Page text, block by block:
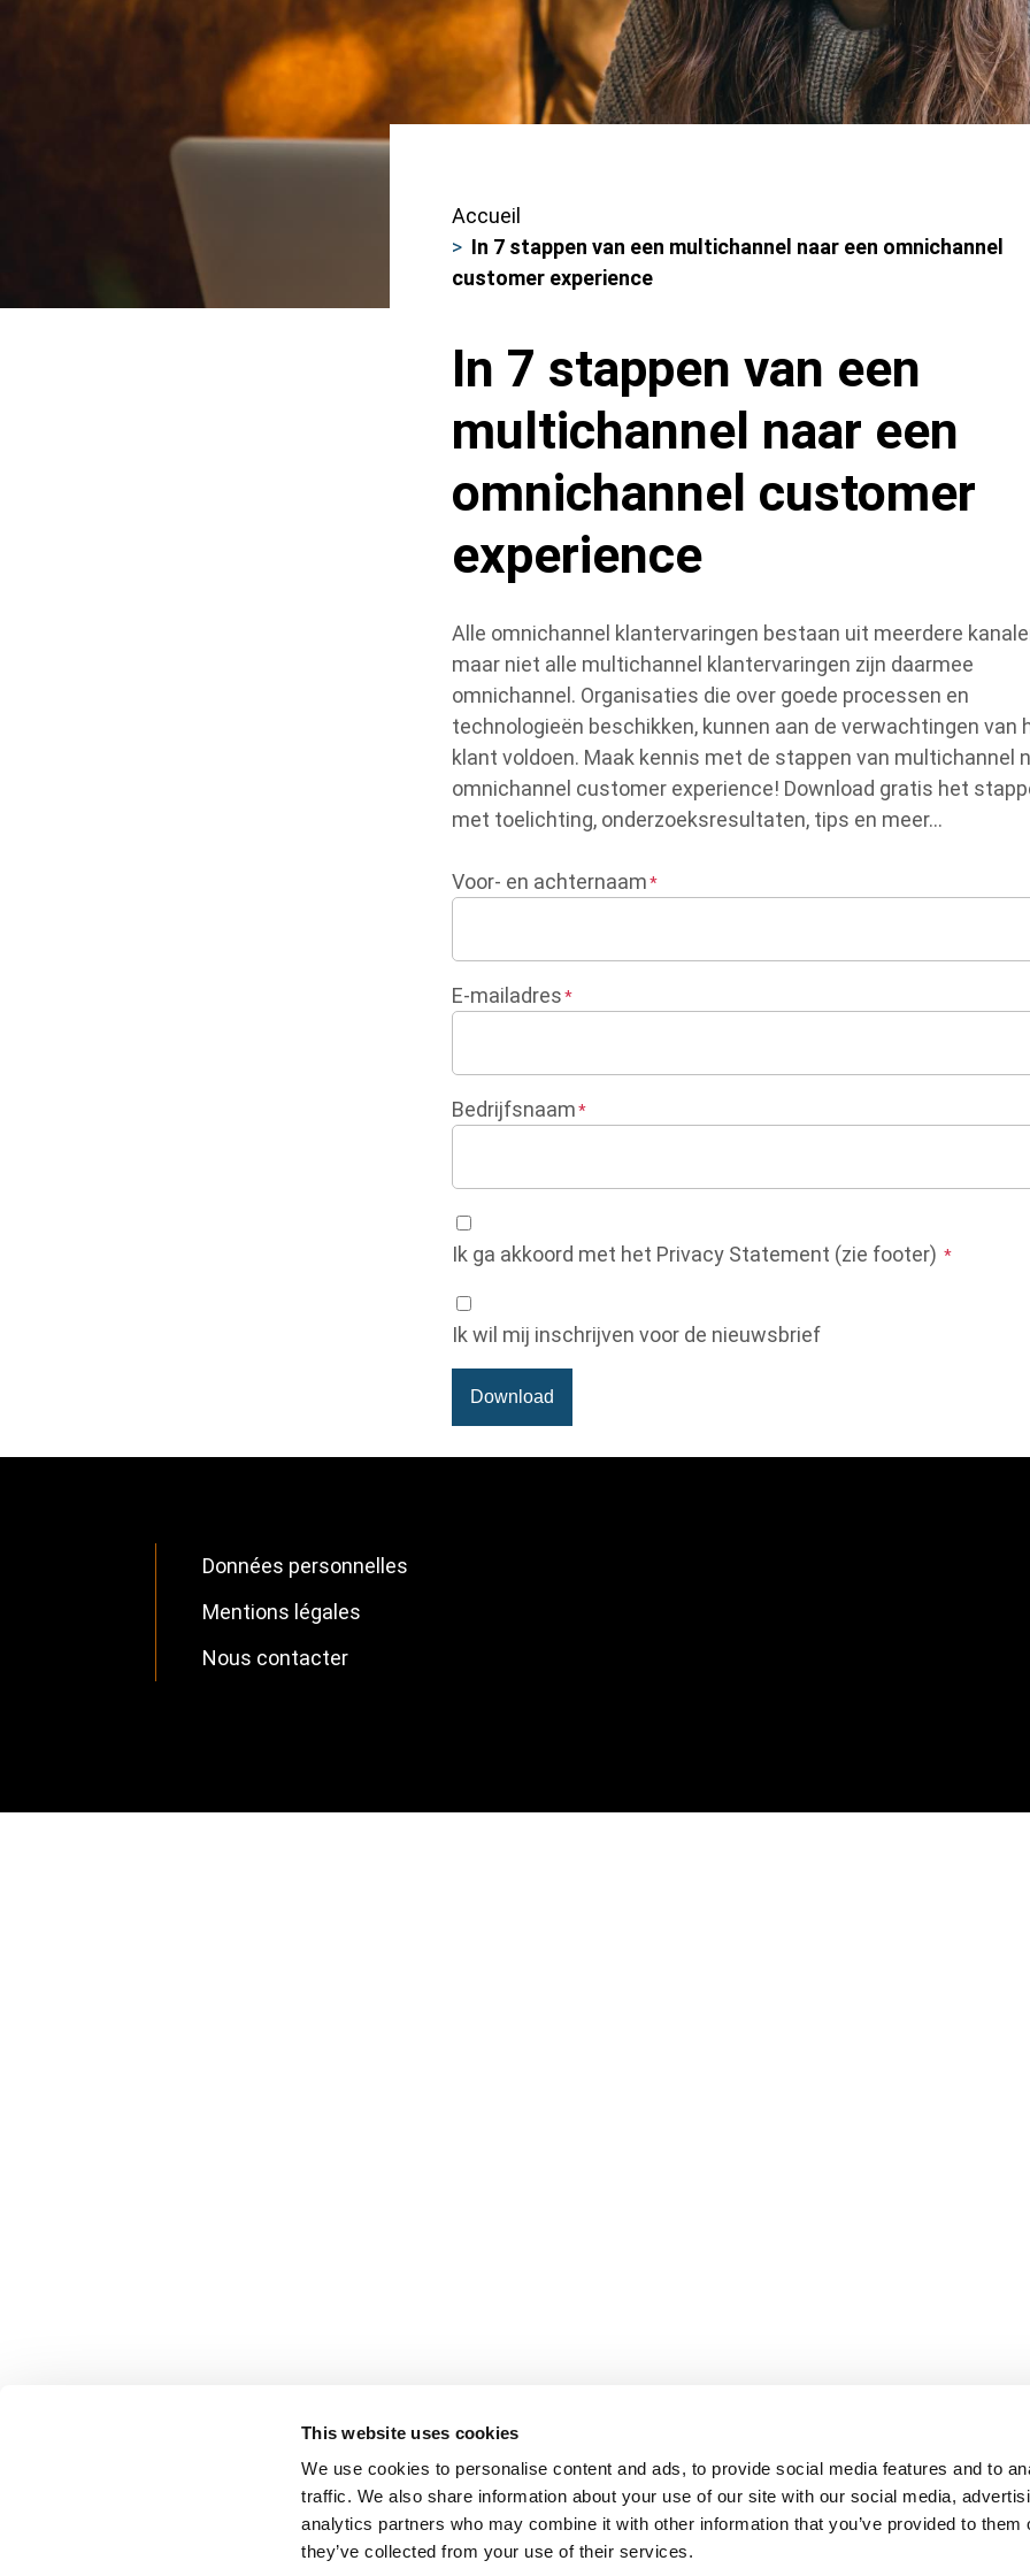
This website uses cookies
We use cookies to personalise content and ads, to provide social media features and to
traffic. We also share information about your use of our site with our social media,
analytics partners who may combine it with other information that you’ve provided to them
they’ve collected from your use of their services.
Fils
d'ariane
Accueil
In 7 stappen van een multichannel naar een omnichannel
customer experience
In 7 stappen van een
multichannel naar een
omnichannel customer
experience
Alle omnichannel klantervaringen bestaan uit meerdere
maar niet alle multichannel klantervaringen zijn daarmee
omnichannel. Organisaties die over goede processen en
technologieën beschikken, kunnen aan de verwachtingen van
klant voldoen. Maak kennis met de stappen van multichannel
omnichannel customer experience! Download gratis het
met toelichting, onderzoeksresultaten, tips en meer...
Voor- en achternaam
E-mailadres
Bedrijfsnaam
Ik ga akkoord met het Privacy Statement (zie footer)
Ik wil mij inschrijven voor de nieuwsbrief
Footer
Données personnelles
Mentions légales
Nous contacter